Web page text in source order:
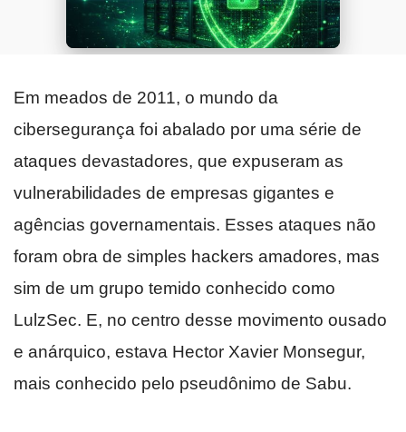
Em meados de 2011, o mundo da
cibersegurança foi abalado por uma série de
ataques devastadores, que expuseram as
vulnerabilidades de empresas gigantes e
agências governamentais. Esses ataques não
foram obra de simples hackers amadores, mas
sim de um grupo temido conhecido como
LulzSec. E, no centro desse movimento ousado
e anárquico, estava Hector Xavier Monsegur,
mais conhecido pelo pseudônimo de Sabu.